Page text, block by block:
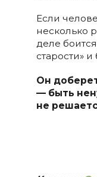
Если
несколько
деле
старости»
Он
— быть
не